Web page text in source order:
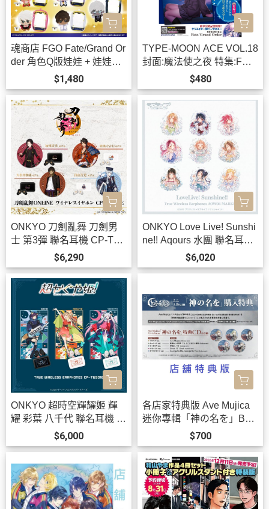
魂商店 FGO Fate/Grand Or
der 角色Q版娃娃 + 娃娃包
可選*12月發售!
$1,480
TYPE-MOON ACE VOL.18
封面:魔法使之夜 特集:FGO
二部完結 *12/3發售!
$480
ONKYO 刀劍亂舞 刀劍男
士 第3彈 聯名耳機 CP-TW
S01E 附:束口袋【跨境】0
923*12月上旬發售!
$6,290
ONKYO Love Live! Sunshi
ne!! Aqours 水團 聯名耳機
AOW01 MARKⅡ【跨境】
0923 *12月上旬發售!
$6,020
ONKYO 超時空輝耀姬 輝
耀 彩葉 八千代 聯名耳機 C
P-TWS01E【跨境】0826*
11月中旬發售!
$6,000
各店家特典版 Ave Mujica
迷你專輯「神の名を」Ban
G Dream! *10/21發售! 早期
0903
$700